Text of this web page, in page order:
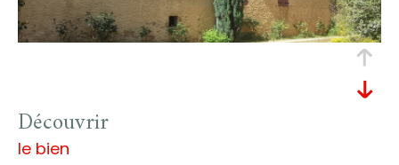
découvrir
le bien